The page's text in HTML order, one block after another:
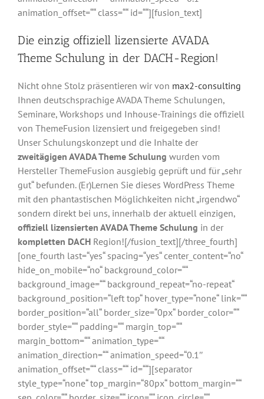
animation_offset=““ class=““ id=““][fusion_text]
Die einzig offiziell lizensierte AVADA
Theme Schulung in der DACH-Region!
Nicht ohne Stolz präsentieren wir von max2-consulting
Ihnen deutschsprachige AVADA Theme Schulungen,
Seminare, Workshops und Inhouse-Trainings die offiziell
von ThemeFusion lizensiert und freigegeben sind!
Unser Schulungskonzept und die Inhalte der
zweitägigen AVADA Theme Schulung wurden vom
Hersteller ThemeFusion ausgiebig geprüft und für „sehr
gut“ befunden. (Er)Lernen Sie dieses WordPress Theme
mit den phantastischen Möglichkeiten nicht „irgendwo“
sondern direkt bei uns, innerhalb der aktuell einzigen,
offiziell lizensierten AVADA Theme Schulung in der
kompletten DACH Region![/fusion_text][/three_fourth]
[one_fourth last=“yes“ spacing=“yes“ center_content=“no“
hide_on_mobile=“no“ background_color=““
background_image=““ background_repeat=“no-repeat“
background_position=“left top“ hover_type=“none“ link=““
border_position=“all“ border_size=“0px“ border_color=““
border_style=““ padding=““ margin_top=““
margin_bottom=““ animation_type=““
animation_direction=““ animation_speed=“0.1″
animation_offset=““ class=““ id=““][separator
style_type=“none“ top_margin=“80px“ bottom_margin=““